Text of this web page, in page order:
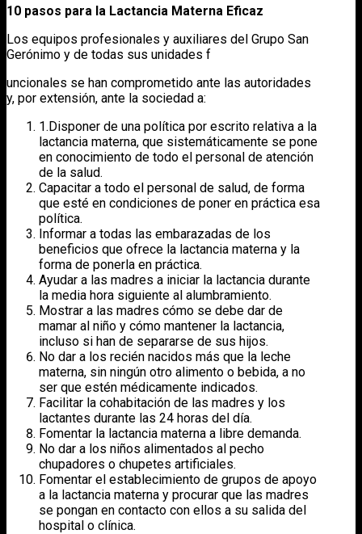
10 pasos para la Lactancia Materna Eficaz
Los equipos profesionales y auxiliares del Grupo San
Gerónimo y de todas sus unidades f
uncionales se han comprometido ante las autoridades
y, por extensión, ante la sociedad a:
1.Disponer de una política por escrito relativa a la
lactancia materna, que sistemáticamente se pone
en conocimiento de todo el personal de atención
de la salud.
Capacitar a todo el personal de salud, de forma
que esté en condiciones de poner en práctica esa
política.
Informar a todas las embarazadas de los
beneficios que ofrece la lactancia materna y la
forma de ponerla en práctica.
Ayudar a las madres a iniciar la lactancia durante
la media hora siguiente al alumbramiento.
Mostrar a las madres cómo se debe dar de
mamar al niño y cómo mantener la lactancia,
incluso si han de separarse de sus hijos.
No dar a los recién nacidos más que la leche
materna, sin ningún otro alimento o bebida, a no
ser que estén médicamente indicados.
Facilitar la cohabitación de las madres y los
lactantes durante las 24 horas del día.
Fomentar la lactancia materna a libre demanda.
No dar a los niños alimentados al pecho
chupadores o chupetes artificiales.
Fomentar el establecimiento de grupos de apoyo
a la lactancia materna y procurar que las madres
se pongan en contacto con ellos a su salida del
hospital o clínica.